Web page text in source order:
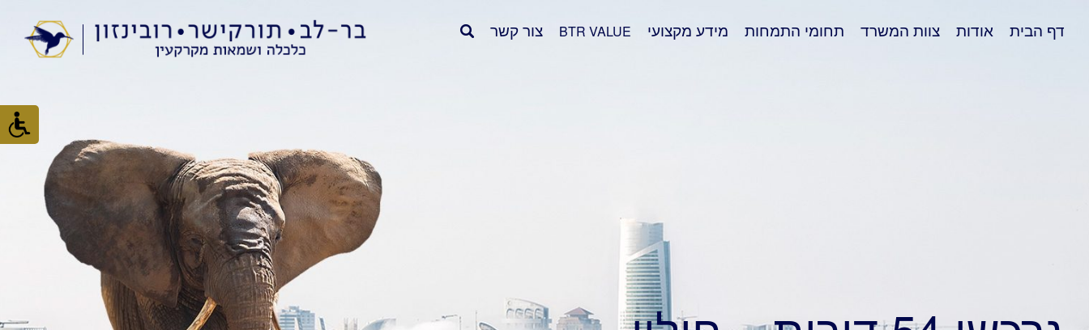
דף הבית אודות צוות המשרד תחומי התמחות מידע מקצועי BTR VALUE צור קשר